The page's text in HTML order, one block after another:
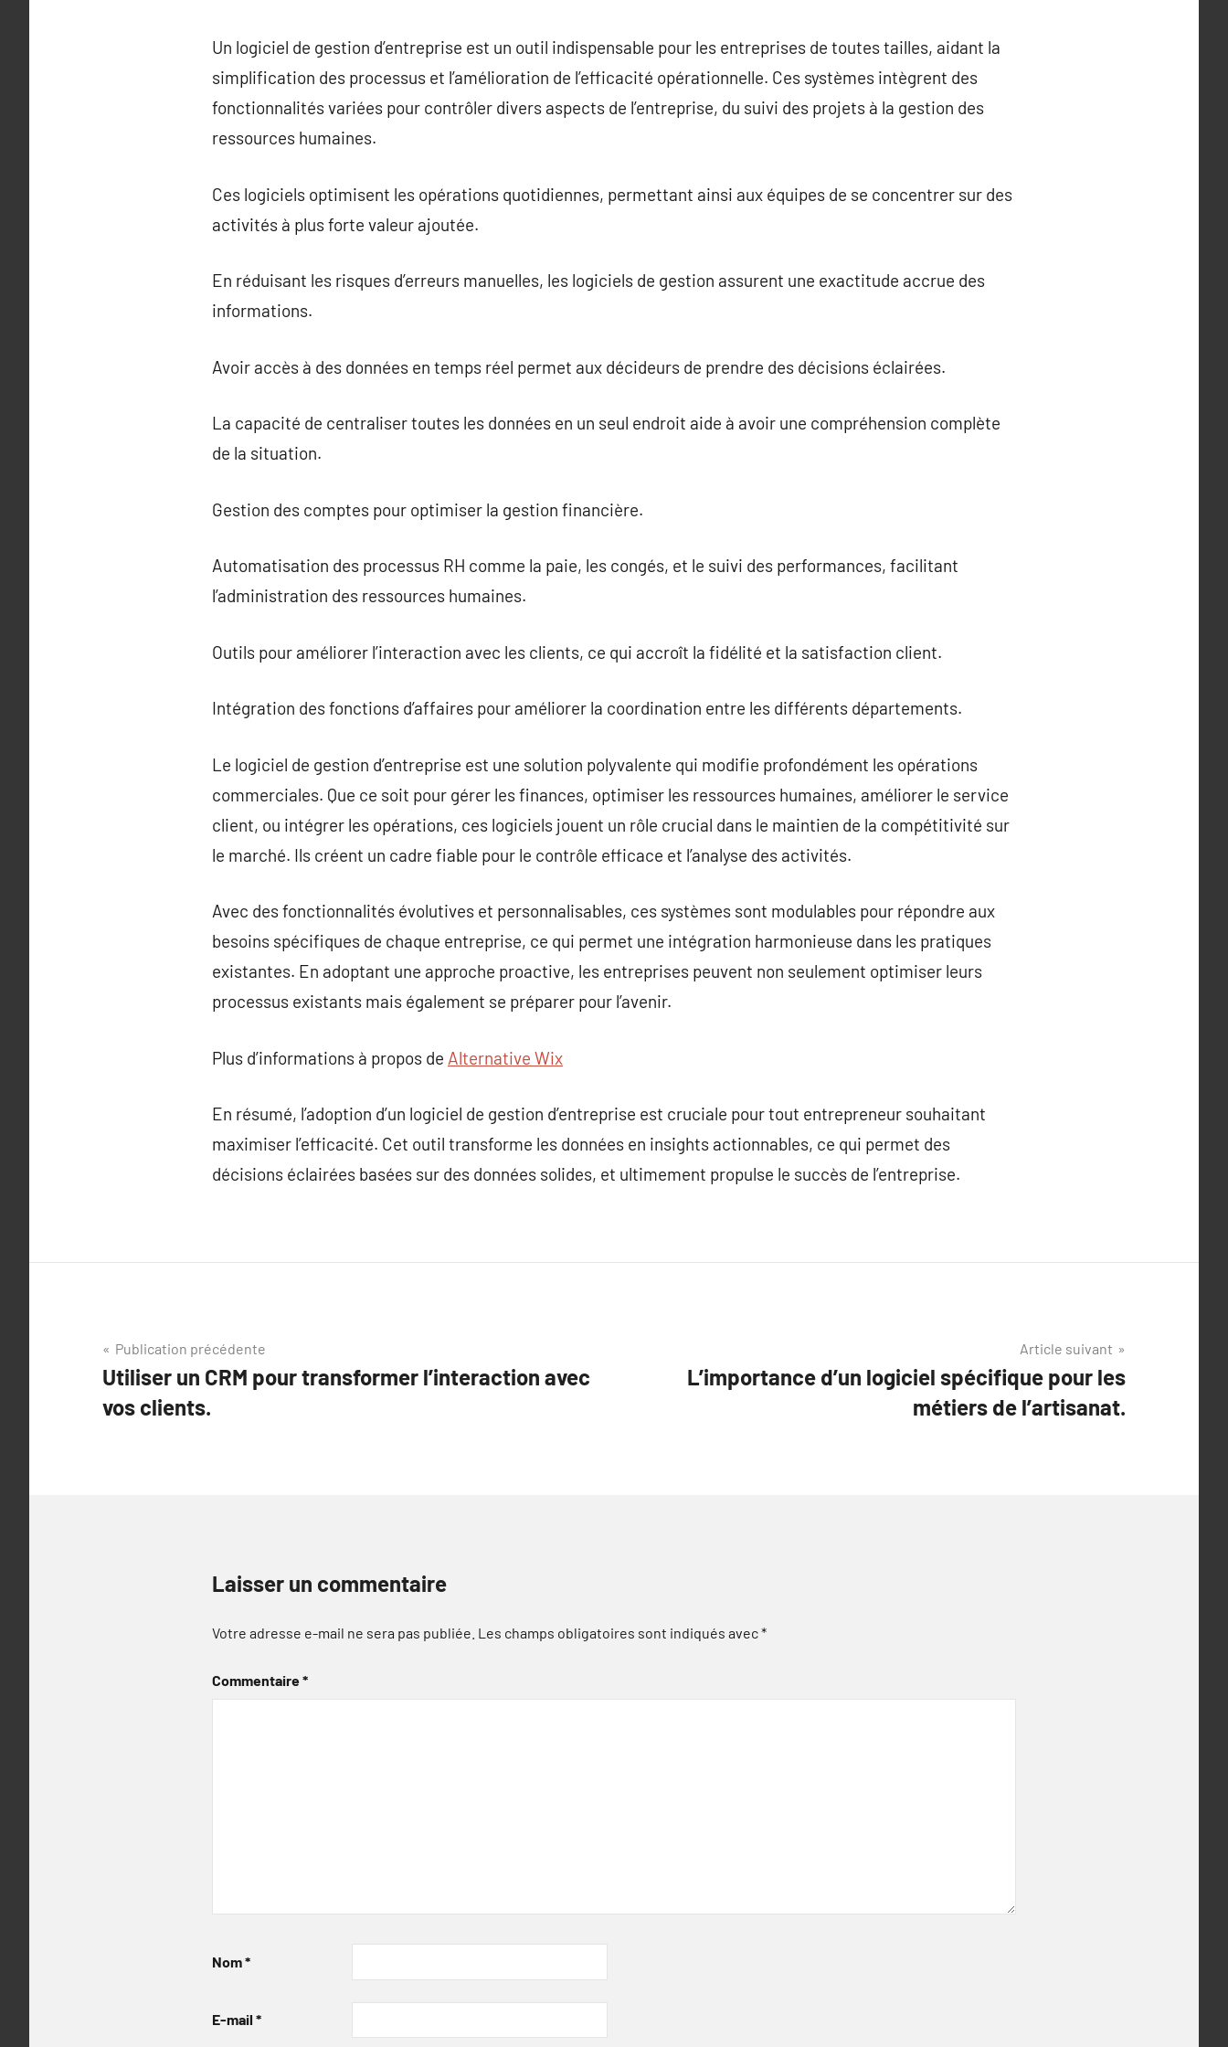
Un logiciel de gestion d’entreprise est un outil indispensable pour les entreprises de toutes tailles, aidant la
simplification des processus et l’amélioration de l’efficacité opérationnelle. Ces systèmes intègrent des
fonctionnalités variées pour contrôler divers aspects de l’entreprise, du suivi des projets à la gestion des
ressources humaines.
Ces logiciels optimisent les opérations quotidiennes, permettant ainsi aux équipes de se concentrer sur des
activités à plus forte valeur ajoutée.
En réduisant les risques d’erreurs manuelles, les logiciels de gestion assurent une exactitude accrue des
informations.
Avoir accès à des données en temps réel permet aux décideurs de prendre des décisions éclairées.
La capacité de centraliser toutes les données en un seul endroit aide à avoir une compréhension complète
de la situation.
Gestion des comptes pour optimiser la gestion financière.
Automatisation des processus RH comme la paie, les congés, et le suivi des performances, facilitant
l’administration des ressources humaines.
Outils pour améliorer l’interaction avec les clients, ce qui accroît la fidélité et la satisfaction client.
Intégration des fonctions d’affaires pour améliorer la coordination entre les différents départements.
Le logiciel de gestion d’entreprise est une solution polyvalente qui modifie profondément les opérations
commerciales. Que ce soit pour gérer les finances, optimiser les ressources humaines, améliorer le service
client, ou intégrer les opérations, ces logiciels jouent un rôle crucial dans le maintien de la compétitivité sur
le marché. Ils créent un cadre fiable pour le contrôle efficace et l’analyse des activités.
Avec des fonctionnalités évolutives et personnalisables, ces systèmes sont modulables pour répondre aux
besoins spécifiques de chaque entreprise, ce qui permet une intégration harmonieuse dans les pratiques
existantes. En adoptant une approche proactive, les entreprises peuvent non seulement optimiser leurs
processus existants mais également se préparer pour l’avenir.
Plus d’informations à propos de Alternative Wix
En résumé, l’adoption d’un logiciel de gestion d’entreprise est cruciale pour tout entrepreneur souhaitant
maximiser l’efficacité. Cet outil transforme les données en insights actionnables, ce qui permet des
décisions éclairées basées sur des données solides, et ultimement propulse le succès de l’entreprise.
Navigation
de
l’article
Publication précédente
Utiliser un CRM pour transformer l’interaction avec
vos clients.
Article suivant
L’importance d’un logiciel spécifique pour les
métiers de l’artisanat.
Laisser un commentaire
Votre adresse e-mail ne sera pas publiée. Les champs obligatoires sont indiqués avec*
Commentaire*
Nom*
E-mail *